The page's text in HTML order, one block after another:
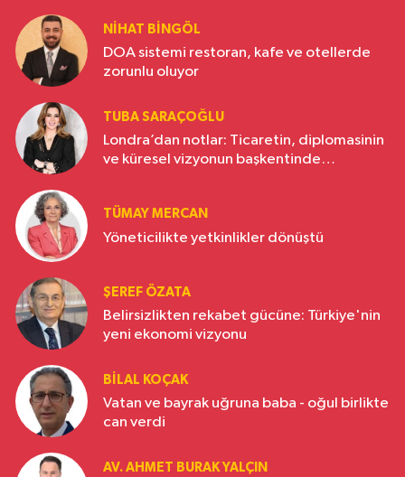
NIHAT BINGÖL
DOA sistemi restoran, kafe ve otellerde
zorunlu oluyor
TUBA SARAÇOĞLU
Londra’dan notlar: Ticaretin, diplomasinin
ve küresel vizyonun başkentinde
TÜMAY MERCAN
Yöneticilikte yetkinlikler dönüştü
ŞEREF ÖZATA
Belirsizlikten rekabet gücüne: Türkiye'nin
yeni ekonomi vizyonu
BILAL KOÇAK
Vatan ve bayrak uğruna baba - oğul birlikte
can verdi
AV. AHMET BURAK YALÇIN